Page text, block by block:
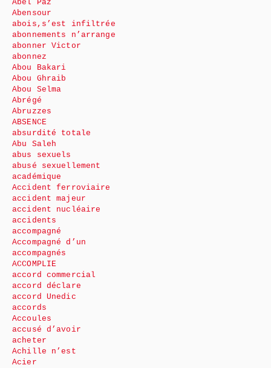
Abel Paz
Abensour
abois,s’est infiltrée
abonnements n’arrange
abonner Victor
abonnez
Abou Bakari
Abou Ghraib
Abou Selma
Abrégé
Abruzzes
ABSENCE
absurdité totale
Abu Saleh
abus sexuels
abusé sexuellement
académique
Accident ferroviaire
accident majeur
accident nucléaire
accidents
accompagné
Accompagné d’un
accompagnés
ACCOMPLIE
accord commercial
accord déclare
accord Unedic
accords
Accoules
accusé d’avoir
acheter
Achille n’est
Acier